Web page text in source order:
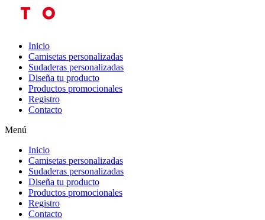
Inicio
Camisetas personalizadas
Sudaderas personalizadas
Diseña tu producto
Productos promocionales
Registro
Contacto
Menú
Inicio
Camisetas personalizadas
Sudaderas personalizadas
Diseña tu producto
Productos promocionales
Registro
Contacto